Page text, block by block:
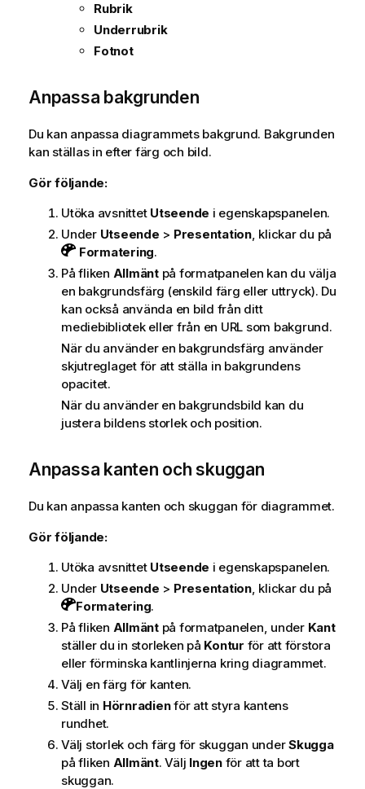
Rubrik
Underrubrik
Fotnot
Anpassa bakgrunden
Du kan anpassa diagrammets bakgrund. Bakgrunden
kan ställas in efter färg och bild.
Gör följande:
Utöka avsnittet Utseende i egenskapspanelen.
Under Utseende > Presentation, klickar du på
Formatering.
På fliken Allmäntpå formatpanelen kan du välja
en bakgrundsfärg (enskild färg eller uttryck). Du
kan också använda en bild från ditt
mediebibliotek eller från en URL som bakgrund.
När du använder en bakgrundsfärg använder
skjutreglaget för att ställa in bakgrundens
opacitet.
När du använder en bakgrundsbild kan du
justera bildens storlek och position.
Anpassa kanten och skuggan
Du kan anpassa kanten och skuggan för diagrammet.
Gör följande:
Utöka avsnittet Utseende i egenskapspanelen.
Under Utseende > Presentation, klickar du på
Formatering.
På fliken Allmäntpå formatpanelen, under Kant
ställer du in storleken på Kontur för att förstora
eller förminska kantlinjerna kring diagrammet.
Välj en färg för kanten.
Ställ in Hörnradienför att styra kantens
rundhet.
Välj storlek och färg för skuggan underSkugga
på fliken Allmänt. Välj Ingenför att ta bort
skuggan.